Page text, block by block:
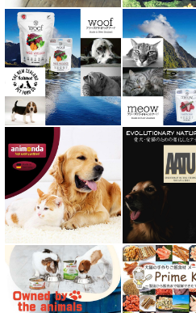
ヒマラヤ ドッグ チーズ チュウ
ファープラスト 歯みがきガム
フィッシュ4 ペットフード正規品
フィールドエイト
フォルツァ10 FORZA10
プライムケイズ さかい企画
ブリスミックス BLISMIX
プレスティージ PRESTIGE
プロデン ProDen